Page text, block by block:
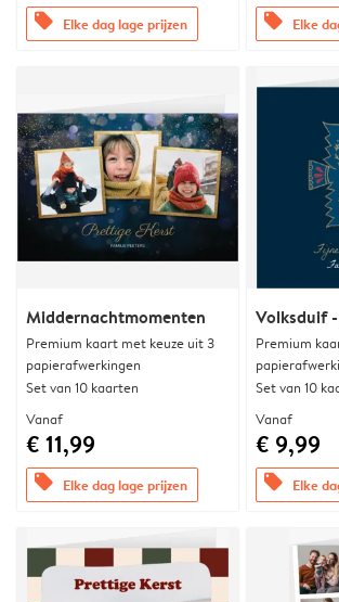
offers Elke dag lage prijzen offers Elke
Middernachtmomenten
Premium kaart met keuze uit 3
papierafwerkingen
Set van 10 kaarten
Vanaf
€ 11,99
offers Elke dag lage prijzen
Volksduif
Premium
Set van 10
Vanaf
€ 9,99
offers Elke